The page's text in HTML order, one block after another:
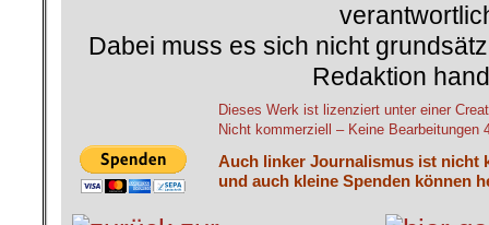
Dabei muss es sich nicht
Redaktion
Dieses Werk ist lizenziert unter einer
Nicht kommerziell – Keine Bearbeitungen
Auch linker Journalismus ist nicht
und auch kleine Spenden können